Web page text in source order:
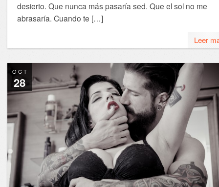
desierto. Que nunca más pasaría sed. Que el sol no me
abrasaría. Cuando te […]
Leer
OCT
28